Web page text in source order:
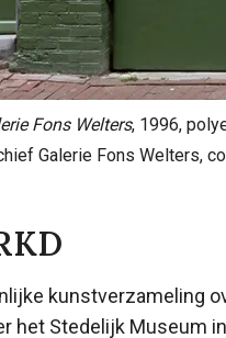
Fons Welters, 1996,
Galerie Fons Welters,
kunstverzameling
het Stedelijk Museum